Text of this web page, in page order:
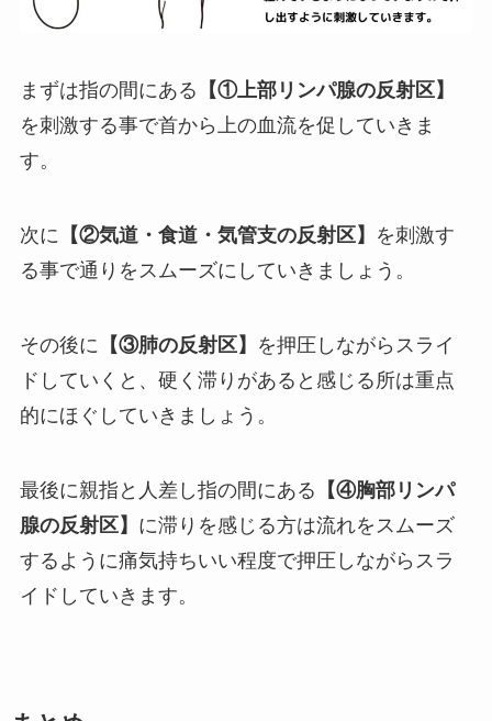
まずは指の間にある 【①上部リンパ腺の反射区】
を刺激する事で首から上の血流を促していきま
す。
次に 【②気道・食道・気管支の反射区】
を刺激す
る事で通りをスムーズにしていきましょう。
その後に 【③肺の反射区】
を押圧しながらスライ
ドしていくと、硬く滞りがあると感じる所は重点
的にほぐしていきましょう。
最後に親指と人差し指の間にある 【④胸部リンパ
腺の反射区】 に滞りを感じる方は流れをスムーズ
するように痛気持ちいい程度で押圧しながらスラ
イドしていきます。